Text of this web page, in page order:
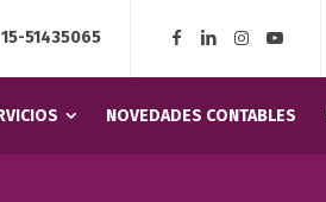
15-51435065
NOVEDADES CONTABLES